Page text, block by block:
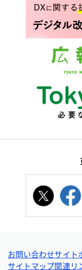
お問い合わせサイト
サイトマップ関連リ